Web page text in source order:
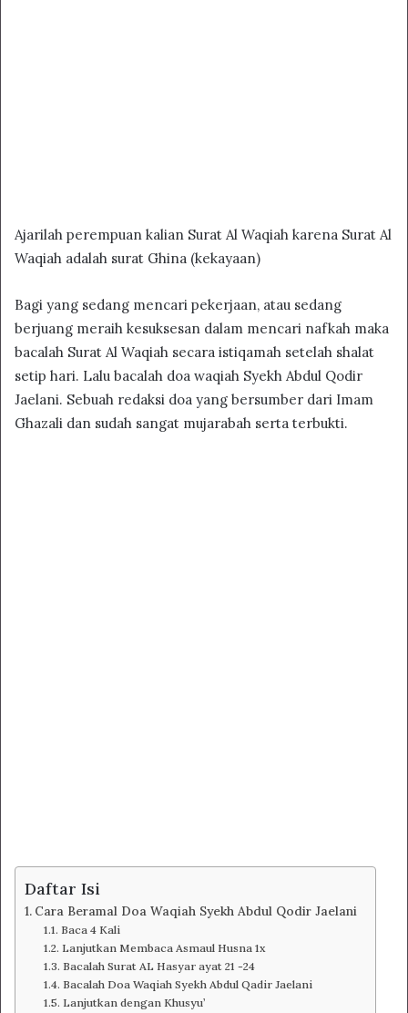
Ajarilah perempuan kalian Surat Al Waqiah karena Surat Al
Waqiah adalah surat Ghina (kekayaan)
Bagi yang sedang mencari pekerjaan, atau sedang
berjuang meraih kesuksesan dalam mencari nafkah maka
bacalah Surat Al Waqiah secara istiqamah setelah shalat
setip hari. Lalu bacalah doa waqiah Syekh Abdul Qodir
Jaelani. Sebuah redaksi doa yang bersumber dari Imam
Ghazali dan sudah sangat mujarabah serta terbukti.
Daftar Isi
Cara Beramal Doa Waqiah Syekh Abdul Qodir Jaelani
Baca 4 Kali
Lanjutkan Membaca Asmaul Husna 1x
Bacalah Surat AL Hasyar ayat 21 -24
Bacalah Doa Waqiah Syekh Abdul Qadir Jaelani
Lanjutkan dengan Khusyu’